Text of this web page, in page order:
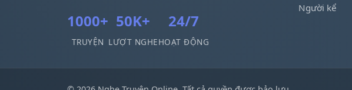
1000+
TRUYỆN
50K+
LƯỢT NGHE
24/7
HOẠT ĐỘNG
Người kể